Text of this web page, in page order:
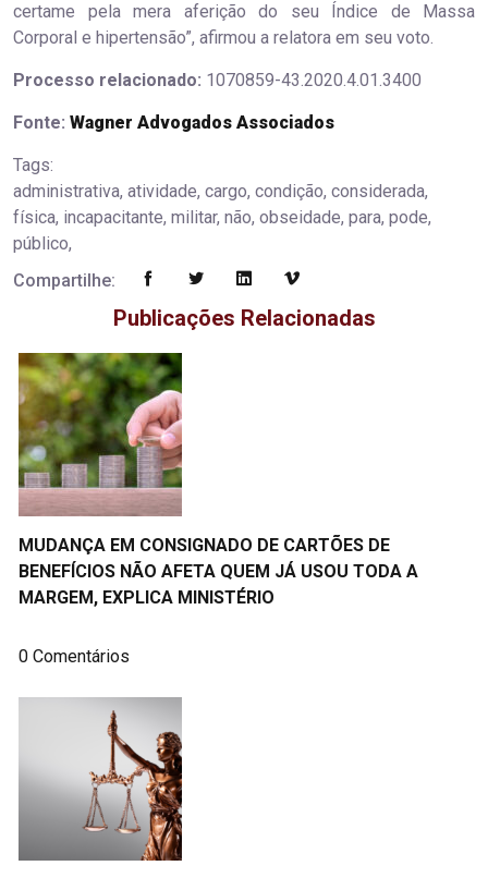
certame pela mera aferição do seu Índice de Massa
Corporal e hipertensão”, afirmou a relatora em seu voto.
Processo relacionado: 1070859-43.2020.4.01.3400
Fonte: Wagner Advogados Associados
Tags:
administrativa, atividade, cargo, condição, considerada,
física, incapacitante, militar, não, obseidade, para, pode,
público,
Compartilhe:
Publicações Relacionadas
MUDANÇA EM CONSIGNADO DE CARTÕES DE
BENEFÍCIOS NÃO AFETA QUEM JÁ USOU TODA A
MARGEM, EXPLICA MINISTÉRIO
0 Comentários